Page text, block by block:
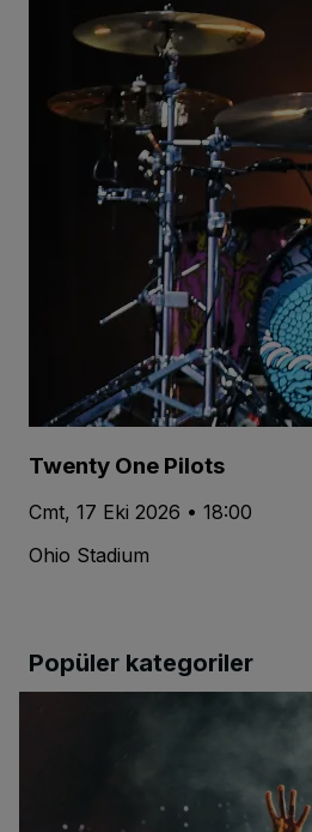
Twenty One Pilots
Cmt, 17 Eki 2026 • 18:00
Ohio Stadium
Popüler kategoriler